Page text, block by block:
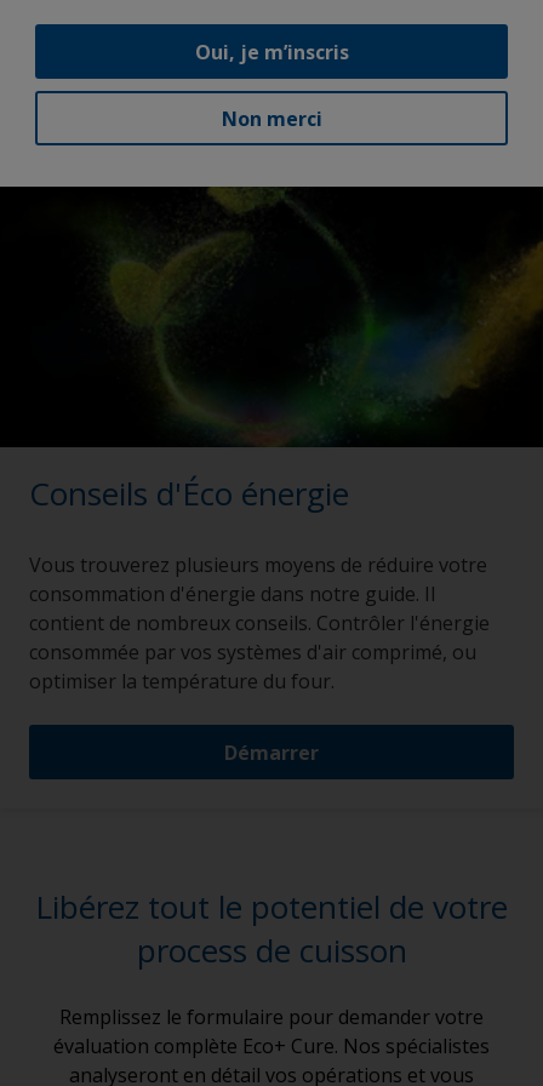
Conseils d'Éco énergie
Vous trouverez plusieurs moyens de réduire votre
consommation d'énergie dans notre guide. Il
contient de nombreux conseils. Contrôler l'énergie
consommée par vos systèmes d'air comprimé, ou
optimiser la température du four.
Démarrer
Libérez tout le potentiel de votre
process de cuisson
Remplissez le formulaire pour demander votre
évaluation complète Eco+ Cure. Nos spécialistes
analyseront en détail vos opérations et vous
Oui, je m’inscris
Non merci